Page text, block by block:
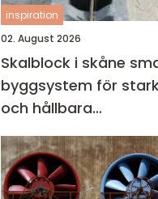
inspiration
02. August 2026
Skalblock i skåne smart
byggsystem för
och hållbara
konstruktioner